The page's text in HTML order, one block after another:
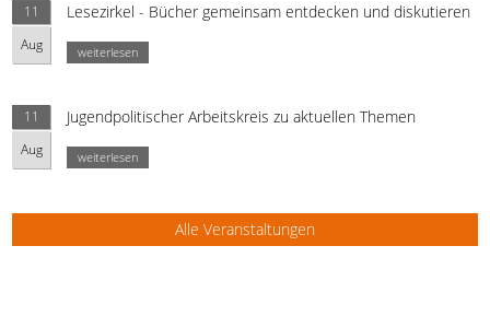
11
Aug
Lesezirkel - Bücher gemeinsam entdecken und diskutieren
weiterlesen
11
Aug
Jugendpolitischer Arbeitskreis zu aktuellen Themen
weiterlesen
Alle Veranstaltungen